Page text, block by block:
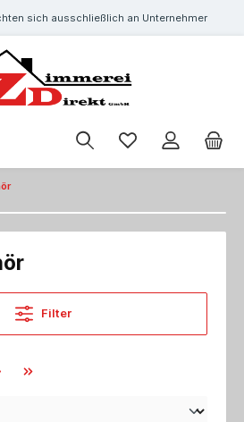
sich ausschließlich an Unternehmer
Filter